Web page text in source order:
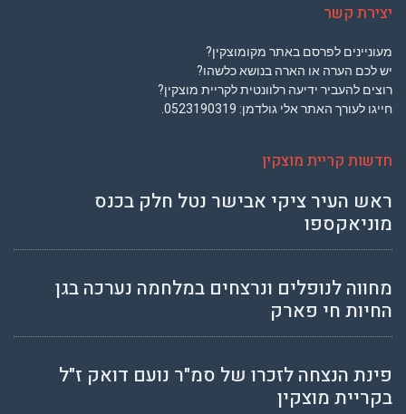
יצירת קשר
מעוניינים לפרסם באתר מקומוצקין?
יש לכם הערה או הארה בנושא כלשהו?
רוצים להעביר ידיעה רלוונטית לקריית מוצקין?
חייגו לעורך האתר אלי גולדמן: 0523190319
חדשות קריית מוצקין
ראש העיר ציקי אבישר נטל חלק בכנס
מוניאקספו
מחווה לנופלים ונרצחים במלחמה נערכה בגן
החיות חי פארק
פינת הנצחה לזכרו של סמ"ר נועם דואק ז"ל
בקריית מוצקין